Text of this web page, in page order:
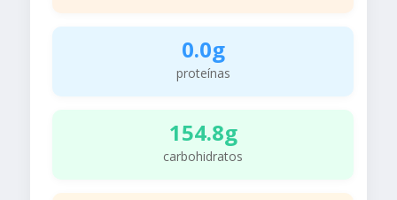
0.0g
proteínas
154.8g
carbohidratos